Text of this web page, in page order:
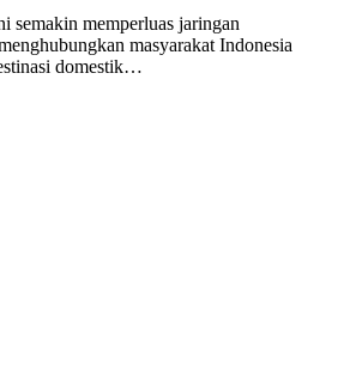
semakin memperluas jaringan
masyarakat Indonesia
domestik…